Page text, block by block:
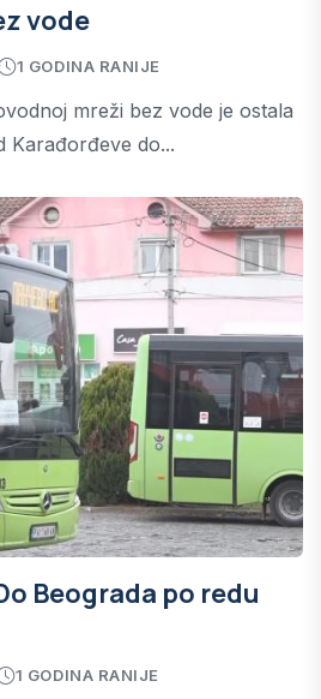
vode
1 GODINA RANIJE
mreži bez vode je ostala
Karađorđeve do...
Beograda po redu
1 GODINA RANIJE